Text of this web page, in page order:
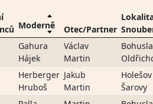
Moderně Otec/Partner
Gahura
Hájek
Václav
Martin
Herberger
Hruboš
Jakub
Martin
Holešov
Šarovy